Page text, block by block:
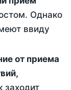
Однако
ввиду